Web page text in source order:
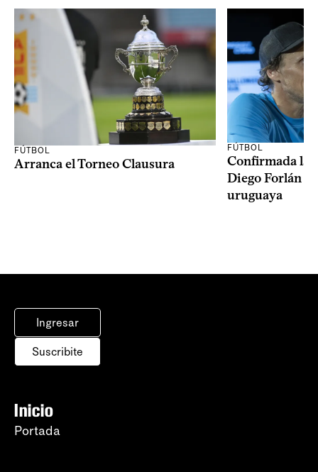
FÚTBOL
Arranca el Torneo Clausura
FÚTBOL
Confirmada la
Diego Forlán
uruguaya
Ingresar
Suscribite
Inicio
Portada